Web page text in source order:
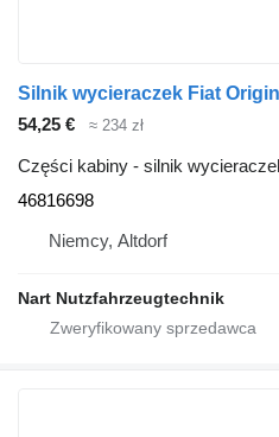
54,25 € ≈ 234 zł
Części kabiny - silnik
46816698
Niemcy, Altdorf
Nart Nutzfahrzeugtechnik